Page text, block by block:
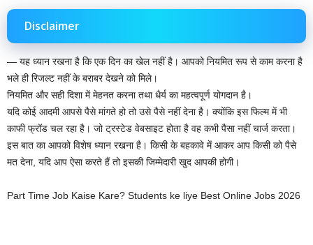
Disclaimer
— यह ध्यान रखना है कि एक दिन का खेल नहीं है। आपको नियमित रूप से काम करना है
भले ही रिजल्ट नहीं के बराबर देखने को मिले।
नियमित और सही दिशा में मेहनत करना तथा धैर्य का महत्वपूर्ण योगदान है।
यदि कोई आदमी आपसे पैसे मांगते हो तो उसे पैसे नहीं देना है। क्योंकि इस फिल्म में भी
काफी फ्रॉड चल रहा है। जो ट्रस्टेड वेबसाइट होता है वह कभी पैसा नहीं चार्ज करता।
इस बात का आपको विशेष ध्यान रखना है। किसी के बहकावे में आकर आप किसी को पैसे
मत देना, यदि आप ऐसा करते हैं तो इसकी जिम्मेदारी खुद आपकी होगी।
Part Time Job Kaise Kare? Students ke liye Best Online Jobs 2026